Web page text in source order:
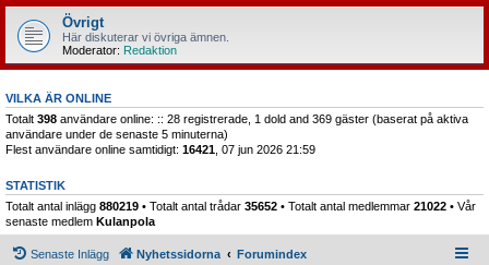
Övrigt
Här diskuterar vi övriga ämnen.
Moderator: Redaktion
VILKA ÄR ONLINE
Totalt 398 användare online: :: 28 registrerade, 1 dold and 369 gäster (baserat på aktiva
användare under de senaste 5 minuterna)
Flest användare online samtidigt: 16421 , 07 jun 2026 21:59
STATISTIK
Totalt antal inlägg 880219 • Totalt antal trådar 35652 • Totalt antal medlemmar 21022 • Vår
senaste medlem Kulanpola
Senaste Inlägg Nyhetssidorna Forumindex